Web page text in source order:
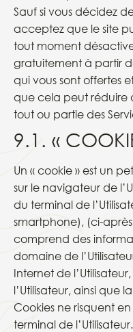
Sauf si vous décidez
acceptez que le site
tout moment
gratuitement à partir
qui vous sont offertes
que cela peut réduire
tout ou partie des
9.1. «
Un « cookie » est un
sur le navigateur de
du terminal de
smartphone), (ci-
comprend des
domaine de
Internet de
l’Utilisateur, ainsi que
Cookies ne risquent
terminal de l’Utilisateur.